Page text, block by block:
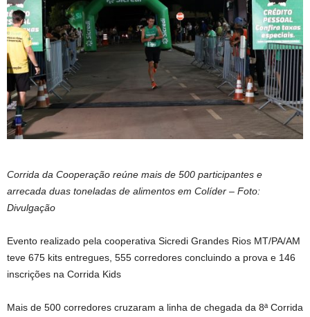
Corrida da Cooperação reúne mais de 500 participantes e
arrecada duas toneladas de alimentos em Colíder – Foto:
Divulgação
Evento realizado pela cooperativa Sicredi Grandes Rios MT/PA/AM
teve 675 kits entregues, 555 corredores concluindo a prova e 146
inscrições na Corrida Kids
Mais de 500 corredores cruzaram a linha de chegada da 8ª Corrida